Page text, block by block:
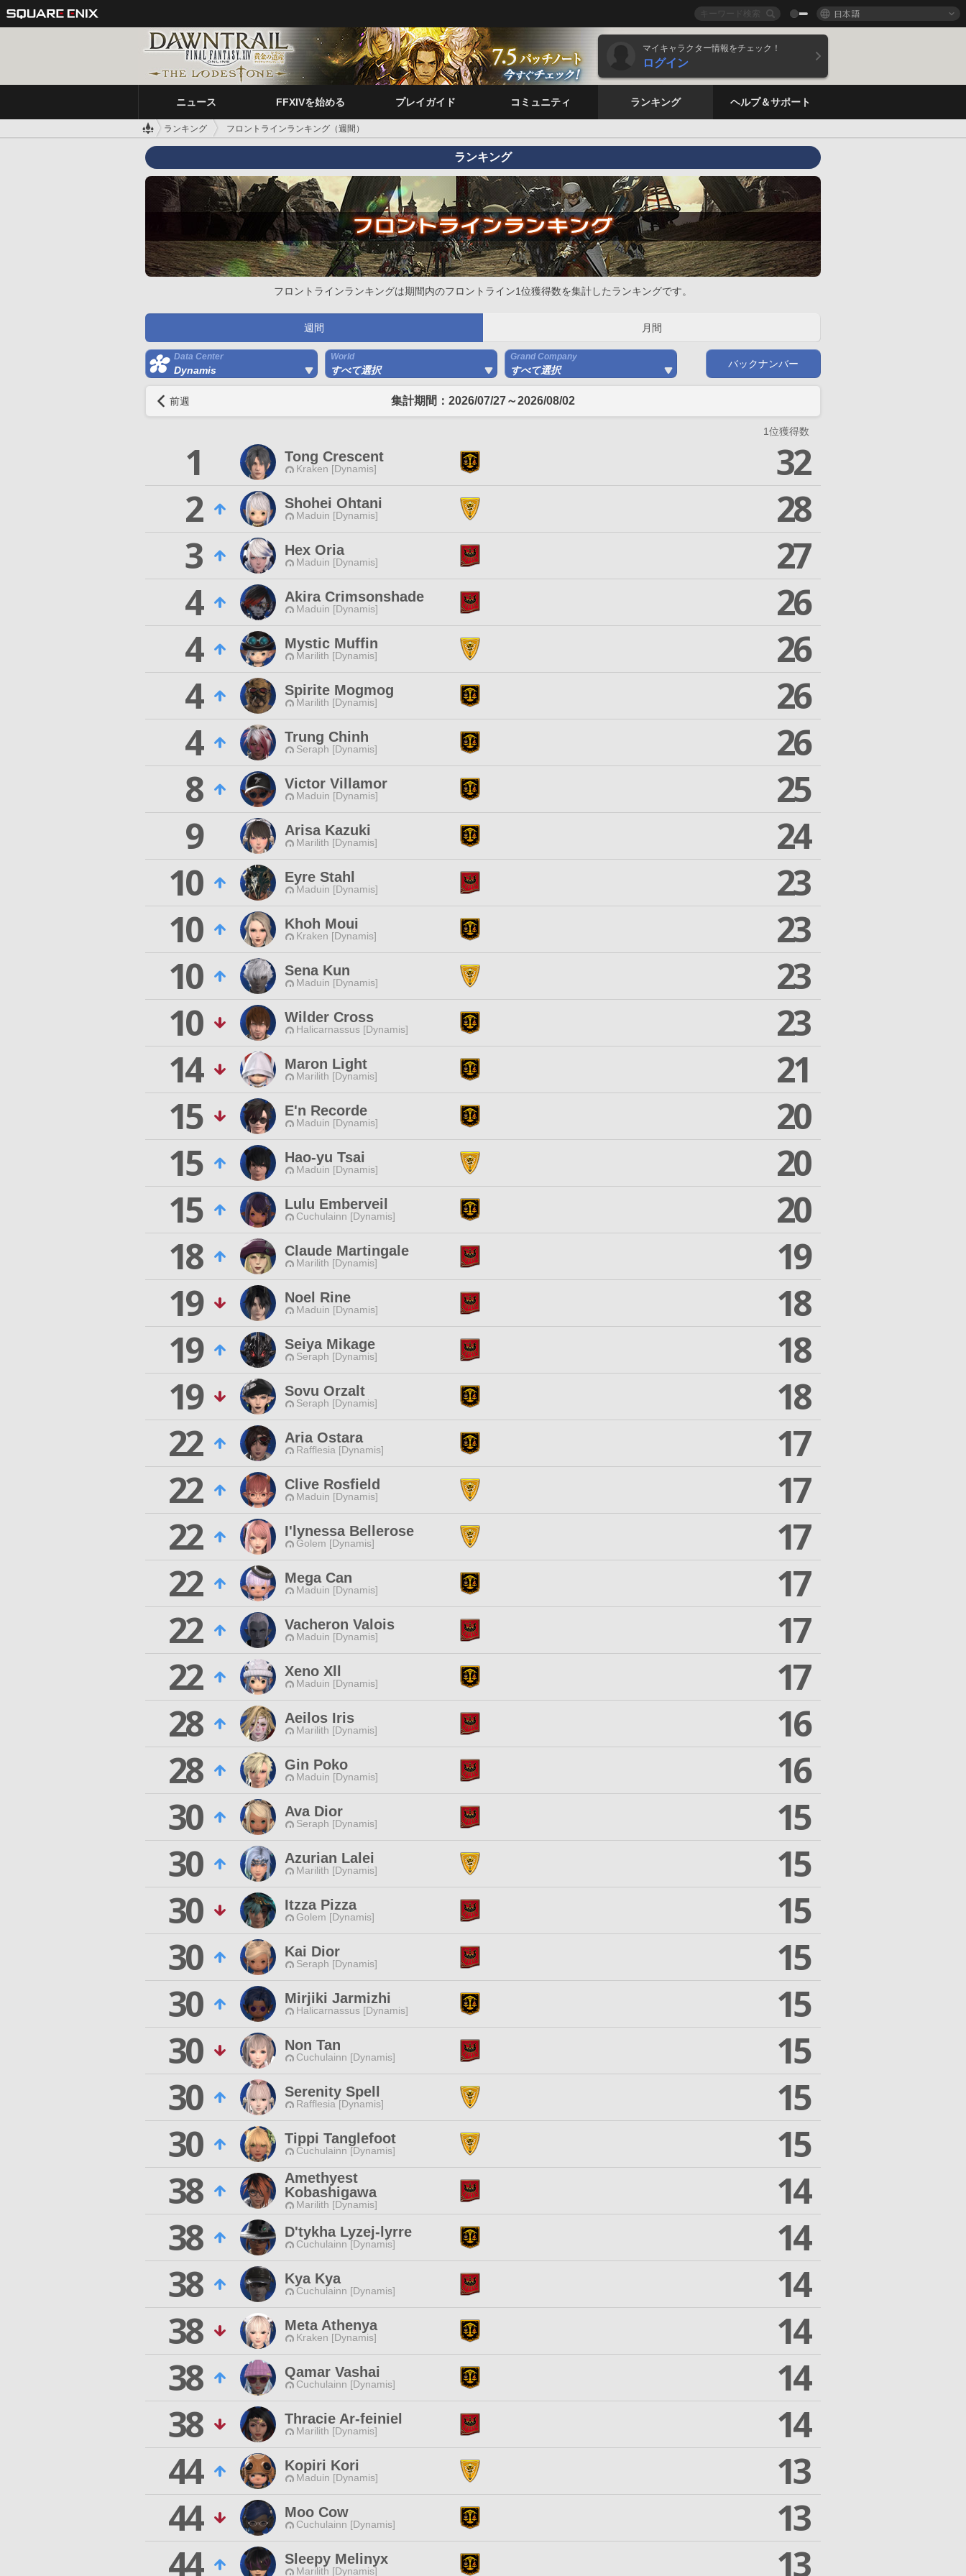
日本語
マイキャラクター情報をチェック！
ログイン
ニュース FFXIVを始める プレイガイド コミュニティ ランキング ヘルプ＆サポート
ランキング フロントラインランキング（週間）
ランキング
フロントラインランキングは期間内のフロントライン1位獲得数を集計したランキングです。
週間 月間
Data Center
Dynamis
World
すべて選択
Grand Company
すべて選択
バックナンバー
前週 集計期間：2026/07/27～2026/08/02
1位獲得数
1 Tong Crescent
Kraken [Dynamis]
32
2
Shohei Ohtani
Maduin [Dynamis]
28
3
Hex Oria
Maduin [Dynamis]
27
4
Akira Crimsonshade
Maduin [Dynamis]
26
4
Mystic Muffin
Marilith [Dynamis]
26
4
Spirite Mogmog
Marilith [Dynamis]
26
4
Trung Chinh
Seraph [Dynamis]
26
8
Victor Villamor
Maduin [Dynamis]
25
9
Arisa Kazuki
Marilith [Dynamis]
24
10
Eyre Stahl
Maduin [Dynamis]
23
10
Khoh Moui
Kraken [Dynamis]
23
10
Sena Kun
Maduin [Dynamis]
23
10
Wilder Cross
Halicarnassus [Dynamis]
23
14
Maron Light
Marilith [Dynamis]
21
15
E'n Recorde
Maduin [Dynamis]
20
15
Hao-yu Tsai
Maduin [Dynamis]
20
15
Lulu Emberveil
Cuchulainn [Dynamis]
20
18
Claude Martingale
Marilith [Dynamis]
19
19
Noel Rine
Maduin [Dynamis]
18
19
Seiya Mikage
Seraph [Dynamis]
18
19
Sovu Orzalt
Seraph [Dynamis]
18
22
Aria Ostara
Rafflesia [Dynamis]
17
22
Clive Rosfield
Maduin [Dynamis]
17
22
I'lynessa Bellerose
Golem [Dynamis]
17
22
Mega Can
Maduin [Dynamis]
17
22
Vacheron Valois
Maduin [Dynamis]
17
22
Xeno Xll
Maduin [Dynamis]
17
28
Aeilos Iris
Marilith [Dynamis]
16
28
Gin Poko
Maduin [Dynamis]
16
30
Ava Dior
Seraph [Dynamis]
15
30
Azurian Lalei
Marilith [Dynamis]
15
30
Itzza Pizza
Golem [Dynamis]
15
30
Kai Dior
Seraph [Dynamis]
15
30
Mirjiki Jarmizhi
Halicarnassus [Dynamis]
15
30
Non Tan
Cuchulainn [Dynamis]
15
30
Serenity Spell
Rafflesia [Dynamis]
15
30
Tippi Tanglefoot
Cuchulainn [Dynamis]
15
38
Amethyest
Kobashigawa
Marilith [Dynamis]
14
38
D'tykha Lyzej-lyrre
Cuchulainn [Dynamis]
14
38
Kya Kya
Cuchulainn [Dynamis]
14
38
Meta Athenya
Kraken [Dynamis]
14
38
Qamar Vashai
Cuchulainn [Dynamis]
14
38
Thracie Ar-feiniel
Marilith [Dynamis]
14
44
Kopiri Kori
Maduin [Dynamis]
13
44
Moo Cow
Cuchulainn [Dynamis]
13
44
Sleepy Melinyx
Marilith [Dynamis] 13